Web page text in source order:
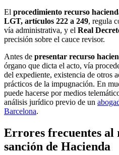
El procedimiento recurso
LGT, artículos 222 a 249, regula
vía administrativa, y el Real
precisión sobre el cauce revisor.
Antes de presentar recurso
órgano que dicta el acto, vía
del expediente, existencia de otros
prácticos de la impugnación. En
puede hacerse por medios
análisis jurídico previo de un
Barcelona.
Errores frecuentes
sanción de Hacienda